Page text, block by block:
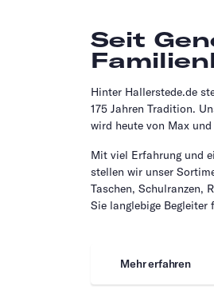
Seit
Hinter Hallerstede.de
175 Jahren Tradition.
wird heute von Max
Mit viel Erfahrung und
stellen wir unser
Taschen, Schulranzen,
Sie langlebige Begleiter
Mehr erfahren